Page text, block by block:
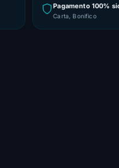
Pagamento 100%
Carta, Bonifico